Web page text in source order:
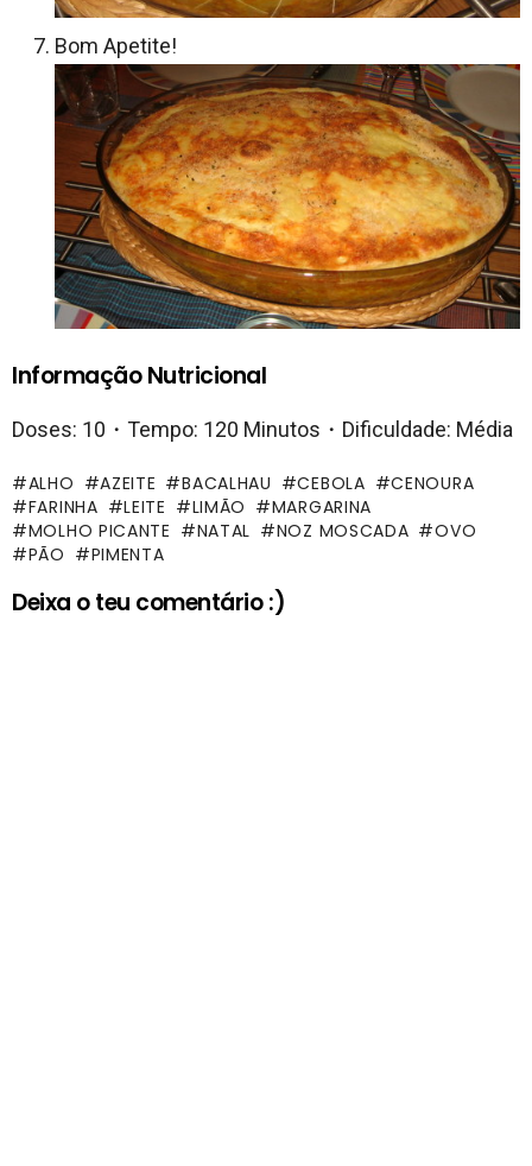
Bom Apetite!
Informação Nutricional
Doses: 10・Tempo: 120 Minutos・Dificuldade: Média
ALHO AZEITE BACALHAU CEBOLA
CENOURA
FARINHA
LEITE LIMÃO
MARGARINA
MOLHO PICANTE
NATAL NOZ MOSCADA
OVO
PÃO
PIMENTA
Deixa o teu comentário :)